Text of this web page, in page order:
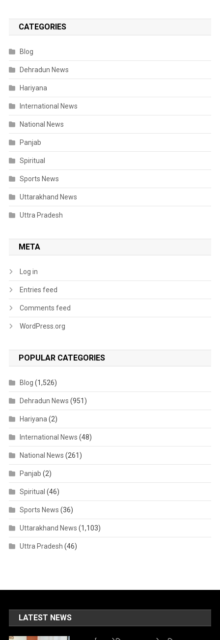
CATEGORIES
Blog
Dehradun News
Hariyana
International News
National News
Panjab
Spiritual
Sports News
Uttarakhand News
Uttra Pradesh
META
Log in
Entries feed
Comments feed
WordPress.org
POPULAR CATEGORIES
Blog (1,526)
Dehradun News (951)
Hariyana (2)
International News (48)
National News (261)
Panjab (2)
Spiritual (46)
Sports News (36)
Uttarakhand News (1,103)
Uttra Pradesh (46)
LATEST NEWS